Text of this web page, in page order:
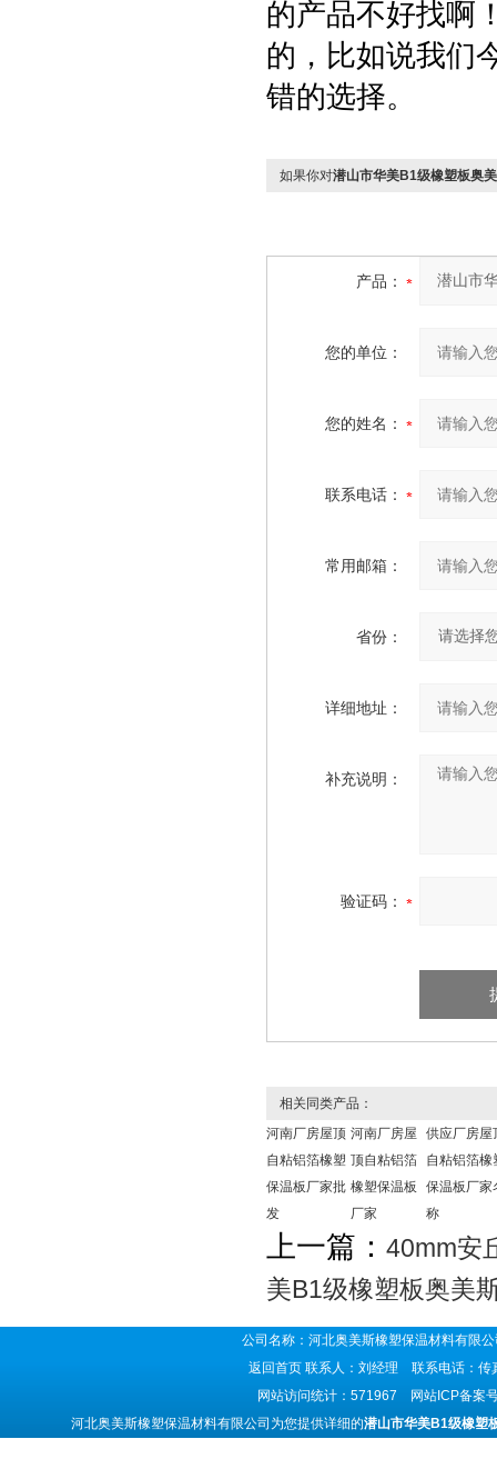
的产品不好找啊
的，比如说我们
错的选择。
如果你对潜山市华美B1级橡塑板奥
产品：
您的单位：
您的姓名：
联系电话：
常用邮箱：
省份：
详细地址：
补充说明：
验证码：
相关同类产品：
河南厂房屋顶
自粘铝箔橡塑
保温板厂家批
发
河南厂房屋
顶自粘铝箔
橡塑保温板
厂家
供应厂房屋
自粘铝箔橡
保温板厂家
称
上一篇： 40mm安
美B1级橡塑板奥美
公司名称：河北奥美斯橡塑保温材料有
返回首页 联系人：刘经理 联系电话：
网站访问统计：571967 网站ICP备案
河北奥美斯橡塑保温材料有限公司为您提供详细的潜山市华美B1级橡塑